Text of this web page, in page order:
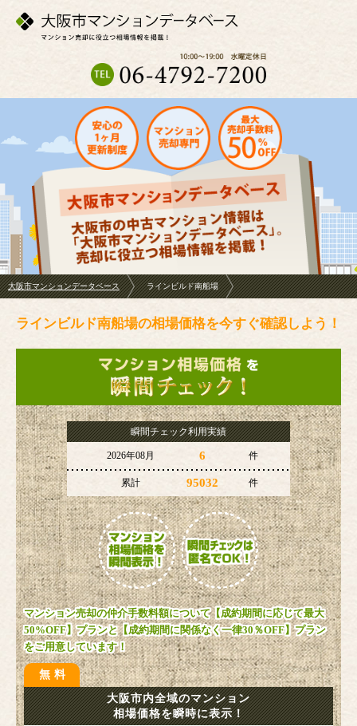
大阪市マンションデータベース ラインビルド南船場
ラインビルド南船場の相場価格を今すぐ確認しよう！
瞬間チェック利用実績
2026年08月 6 件
累計 95032 件
マンション売却の仲介手数料額について【成約期間に応じて最大
50%OFF】プランと【成約期間に関係なく一律30％OFF】プラン
をご用意しています！
無料
大阪市内全域のマンション
相場価格を瞬時に表示！